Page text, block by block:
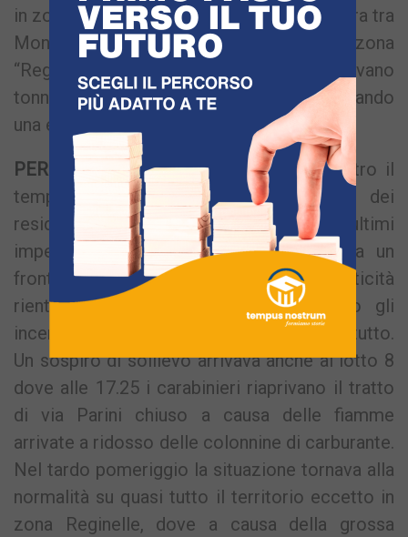
in zona San Martino a via Campana e ancora tra
Monterusciello e Giugliano, in una cava in zona
“Reginelle” dove anche qui bruciavano
tonnellate di rifiuti di ogni genere alimentando
una enorme nube di fumo nero.
PERICOLO SCAMPATO– Una corsa contro il
tempo e contro le fiamme da parte dei
residenti e dei vigili del fuoco, con quest’ultimi
impegnati a spostarsi continuamente da un
fronte all’altro. La prima grossa criticità
rientrava poco intorno alle 17 quando gli
incendi al lotto 1 bis venivano domati del tutto.
Un sospiro di sollievo arrivava anche al lotto 8
dove alle 17.25 i carabinieri riaprivano il tratto
di via Parini chiuso a causa delle fiamme
arrivate a ridosso delle colonnine di carburante.
Nel tardo pomeriggio la situazione tornava alla
normalità su quasi tutto il territorio eccetto in
zona Reginelle, dove a causa della grossa